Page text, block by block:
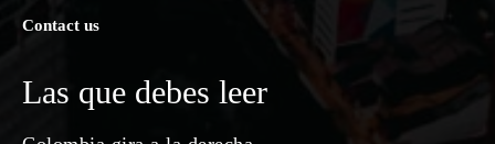
Contact us
Las que debes leer